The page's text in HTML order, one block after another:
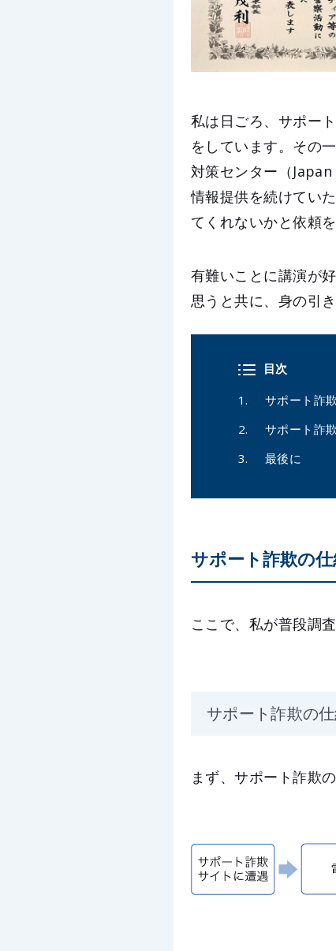
私は日ごろ、サポー
をしています。その
対策センター（
情報提供を続けてい
てくれないかと依頼
有難いことに講演が
思うと共に、身の引
目次
サポート詐
サポート詐
最後に
サポート詐欺の
ここで、私が普段調
サポート詐欺の
まず、サポート詐欺